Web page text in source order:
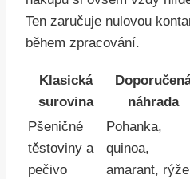
Ten zaručuje nulovou
během zpracování.
Klasická
surovina
náhrada
Pšeničné
těstoviny a
pečivo
Pohanka,
quinoa,
amarant, rýže